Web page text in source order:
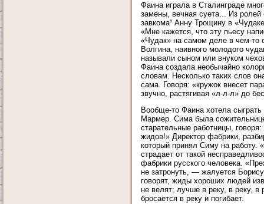
Фаина играла в Сталинграде
замены, вечная суета... Из
завкома6 Анну Трощину в
«Мне кажется, что эту пьесу
«Чудак» на самом деле в чем-то
Волгина, наивного молодого
называли сыном или внуком
Фаина создала необычайно
словам. Несколько таких слов
сама. Говоря: «кружок внесет
звучно, растягивая «л-л-л» до
Вообще-то Фаина хотела
Мармер. Сима была
старательные работницы,
жидов!» Директор фабрики,
который принял Симу на работу.
страдает от такой
фабрики русского человека.
не затронуть, — жалуется
говорят, жиды хороших людей
не велят; лучше в реку, в реку, в
бросается в реку и погибает.